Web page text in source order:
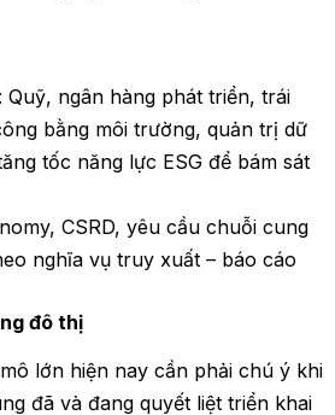
ngân hàng phát triển, trái
bằng môi trường, quản trị dữ
tốc năng lực ESG để bám sát
CSRD, yêu cầu chuỗi cung
nghĩa vụ truy xuất – báo cáo
đô thị
lớn hiện nay cần phải chú ý khi
đã và đang quyết liệt triển khai